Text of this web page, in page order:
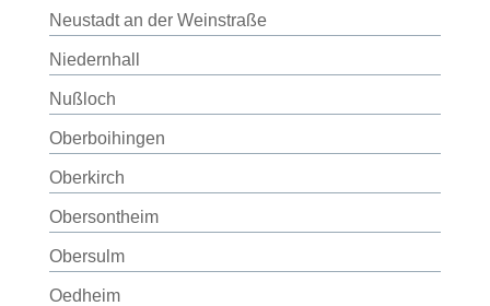
Neustadt an der Weinstraße
Niedernhall
Nußloch
Oberboihingen
Oberkirch
Obersontheim
Obersulm
Oedheim